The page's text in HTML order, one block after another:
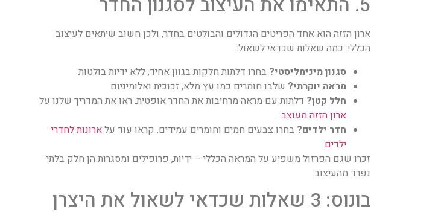
ארון הזזה הוא אחד הפריטים הגדולים והבולטים בחדר, ולכן חשוב שיתאים לעיצוב
הכללי. כמה שאלות שכדאי לשאול:
סגנון מינימליסטי? בחרו דלתות חלקות בגוון אחיד, ללא ידיות בולטות
מראה יוקרתי? שלבו חומרים כמו עץ מלא, זכוכית ואלומיניום
חלל קטן? דלתות עם מראה מרחיבות את החדר אופטית. ראו את המדריך שלנו על
ארון הזזה מעוצב
חדר ילדים? בחרו צבעים חמים וחומרים עמידים. קראו עוד עלארונות לחדרי
ילדים
זכרו שגם הפרזול משפיע על המראה הכללי – ידיות, פרופילים ומסגרות הן חלק בלתי
נפרד מהעיצוב.
בונוס: 3 שאלות שכדאי לשאול את היצרן